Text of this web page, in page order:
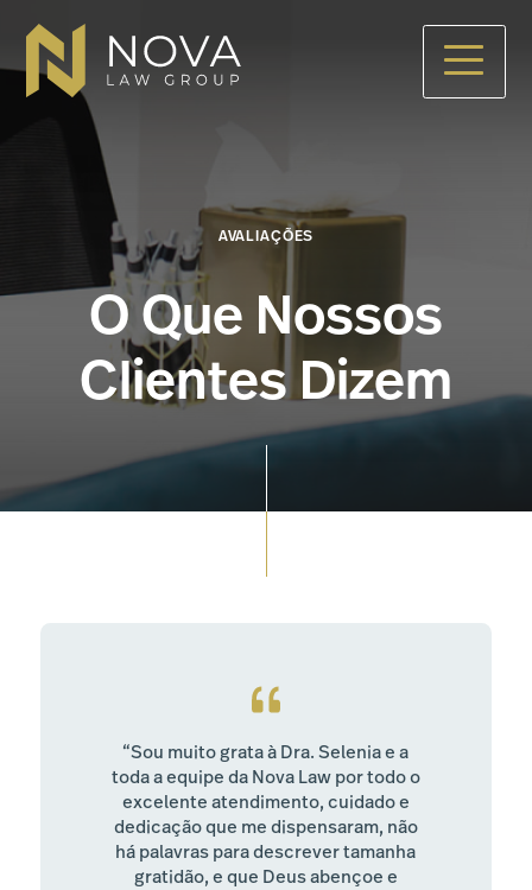
main
AVALIAÇÕES
O Que Nossos
Clientes Dizem
“Sou muito grata à Dra. Selenia e a
toda a equipe da Nova Law por todo o
excelente atendimento, cuidado e
dedicação que me dispensaram, não
há palavras para descrever tamanha
gratidão, e que Deus abençoe e